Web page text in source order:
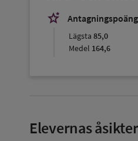
stars_2
Lägsta 85,0
Medel 164,6
Elevernas åsikter